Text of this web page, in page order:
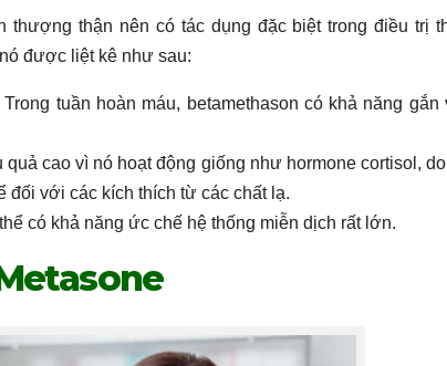
thượng thận nên có tác dụng đặc biệt trong điều trị
được liệt kê như sau:
tuần hoàn máu, betamethason có khả năng gắn
cao vì nó hoạt động giống như hormone cortisol,
đối với các kích thích từ các chất lạ.
có khả năng ức chế hệ thống miễn dịch rất lớn.